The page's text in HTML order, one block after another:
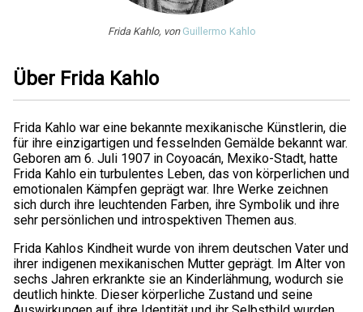
Frida Kahlo, von Guillermo Kahlo
Über Frida Kahlo
Frida Kahlo war eine bekannte mexikanische Künstlerin, die
für ihre einzigartigen und fesselnden Gemälde bekannt war.
Geboren am 6. Juli 1907 in Coyoacán, Mexiko-Stadt, hatte
Frida Kahlo ein turbulentes Leben, das von körperlichen und
emotionalen Kämpfen geprägt war. Ihre Werke zeichnen
sich durch ihre leuchtenden Farben, ihre Symbolik und ihre
sehr persönlichen und introspektiven Themen aus.
Frida Kahlos Kindheit wurde von ihrem deutschen Vater und
ihrer indigenen mexikanischen Mutter geprägt. Im Alter von
sechs Jahren erkrankte sie an Kinderlähmung, wodurch sie
deutlich hinkte. Dieser körperliche Zustand und seine